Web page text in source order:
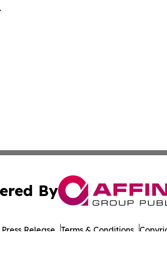
By
Release Terms & Conditions